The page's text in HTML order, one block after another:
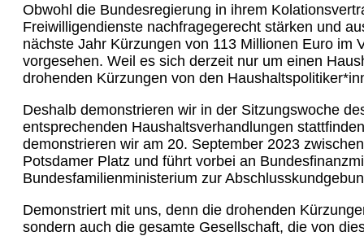
Obwohl die Bundesregierung in ihrem
Freiwilligendienste nachfragegerecht stärken und
nächste Jahr Kürzungen von 113 Millionen Euro im
vorgesehen. Weil es sich derzeit nur um einen
drohenden Kürzungen von den
Deshalb demonstrieren wir in der Sitzungswoche
entsprechenden Haushaltsverhandlungen
demonstrieren wir am 20. September 2023
Potsdamer Platz und führt vorbei an
Bundesfamilienministerium zur
Demonstriert mit uns, denn die drohenden
sondern auch die gesamte Gesellschaft, die von